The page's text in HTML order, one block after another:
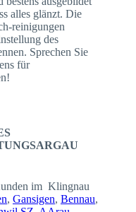
alles glänzt. Die
reinigungen
des
Sprechen Sie
für
im Klingnau
, Gansigen, Bennau,